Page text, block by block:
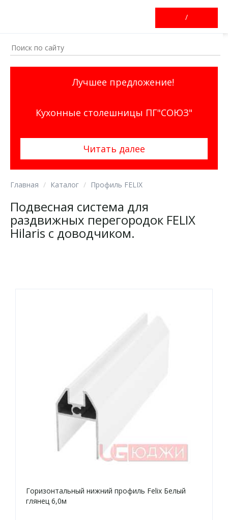
/
Лучшее предложение!
Кухонные столешницы ПГ"СОЮЗ"
Читать далее
Главная Каталог Профиль FELIX
Подвесная система для
раздвижных перегородок FELIX
Hilaris с доводчиком.
Горизонтальный нижний профиль Felix Белый
глянец 6,0м